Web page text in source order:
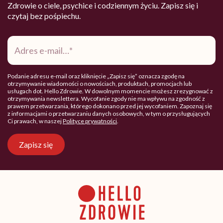
Zdrowie o ciele, psychice i codziennym życiu. Zapisz się i
czytaj bez pośpiechu.
Adres
mail*
Podanie adresu e-mail oraz kliknięcie „Zapisz się” oznacza zgodę na
otrzymywanie wiadomości o nowościach, produktach, promocjach lub
usługach dot. Hello Zdrowie. W dowolnym momencie możesz zrezygnować z
otrzymywania newslettera. Wycofanie zgody nie ma wpływu na zgodność z
prawem przetwarzania, którego dokonano przed jej wycofaniem. Zapoznaj się
z informacjami o przetwarzaniu danych osobowych, w tym o przysługujących
Ci prawach, w naszejPolityce prywatności.
Zapisz się